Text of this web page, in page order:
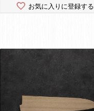
お気に入りに登録する